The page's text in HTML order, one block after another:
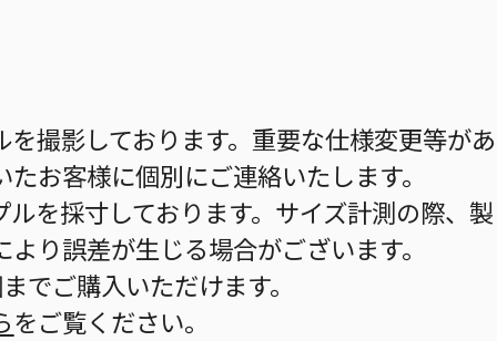
撮影しております。重要な仕様変更等があ
お客様に個別にご連絡いたします。
を採寸しております。サイズ計測の際、製
り誤差が生じる場合がございます。
でご購入いただけます。
をご覧ください。